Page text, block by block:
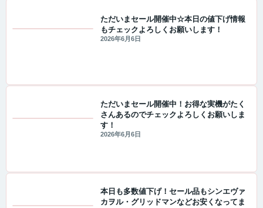
ただいまセール開催中☆本日の値下げ情報
もチェックよろしくお願いします！
2026年6月6日
ただいまセール開催中！お得な実機がたく
さんあるのでチェックよろしくお願いしま
す！
2026年6月6日
本日も多数値下げ！セール品もシンエヴァ
カヲル・グリッドマンなどお安くなってま